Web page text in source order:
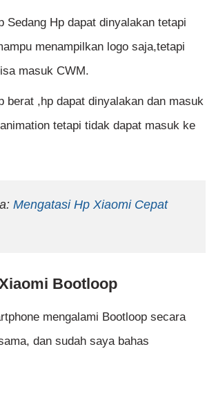
Sedang Hp dapat dinyalakan tetapi
menampilkan logo saja,tetapi
masuk CWM.
berat ,hp dapat dinyalakan dan masuk
tetapi tidak dapat masuk ke
Mengatasi Hp Xiaomi Cepat
Bootloop
mengalami Bootloop secara
dan sudah saya bahas